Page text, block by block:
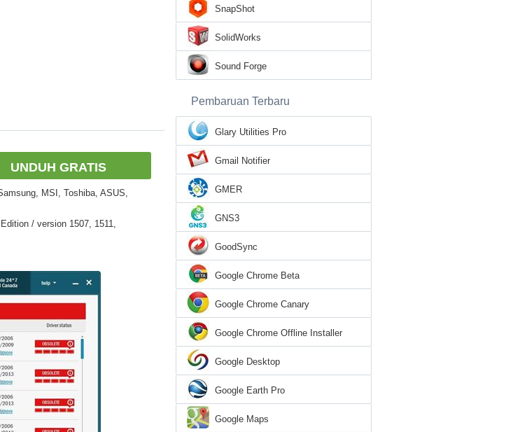
UNDUH GRATIS
MSI, Toshiba, ASUS,
/ version 1507, 1511,
SnapShot
SolidWorks
Sound Forge
Pembaruan Terbaru
Glary Utilities Pro
Gmail Notifier
GMER
GNS3
GoodSync
Google Chrome Beta
Google Chrome Canary
Google Chrome Offline Installer
Google Desktop
Google Earth Pro
Google Maps